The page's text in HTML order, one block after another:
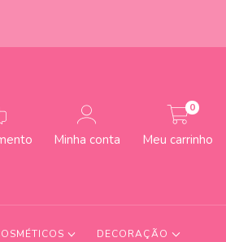
Minha conta Meu carrinho
0
DECORAÇÃO